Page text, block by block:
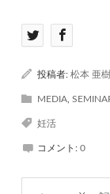
投稿者:松本 亜
MEDIA ,
妊活
コメント:0